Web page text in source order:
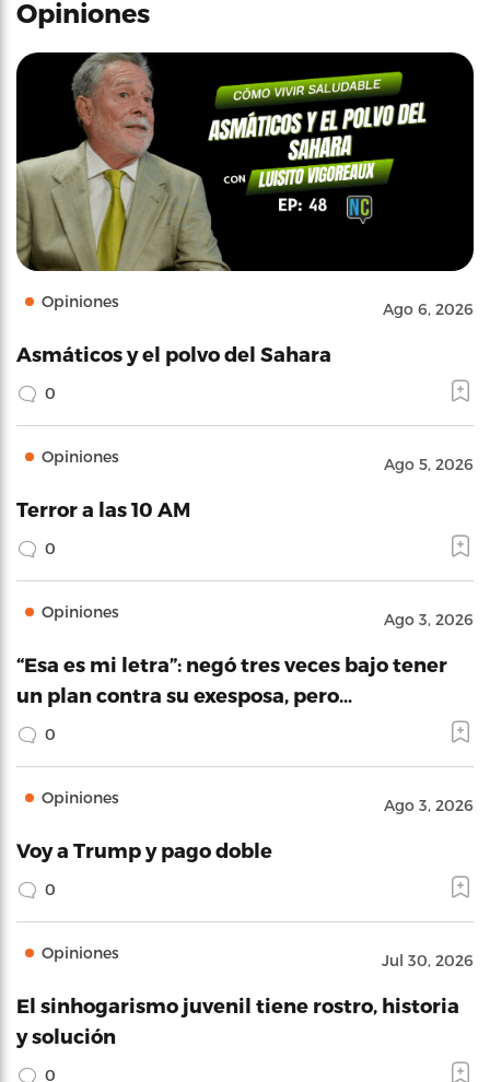
Opiniones
Opiniones Ago 6, 2026
Asmáticos y el polvo del Sahara
0
Opiniones Ago 5, 2026
Terror a las 10 AM
0
Opiniones Ago 3, 2026
“Esa es mi letra”: negó tres veces bajo tener
un plan contra su exesposa, pero…
0
Opiniones Ago 3, 2026
Voy a Trump y pago doble
0
Opiniones Jul 30, 2026
El sinhogarismo juvenil tiene rostro, historia
y solución
0